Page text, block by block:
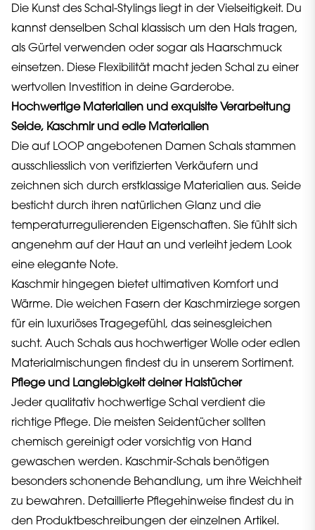
Die Kunst des Schal-Stylings liegt in der Vielseitigkeit. Du
kannst denselben Schal klassisch um den Hals tragen,
als Gürtel verwenden oder sogar als Haarschmuck
einsetzen. Diese Flexibilität macht jeden Schal zu einer
wertvollen Investition in deine Garderobe.
Hochwertige Materialien und exquisite Verarbeitung
Seide, Kaschmir und edle Materialien
Die auf LOOP angebotenen Damen Schals stammen
ausschliesslich von verifizierten Verkäufern und
zeichnen sich durch erstklassige Materialien aus. Seide
besticht durch ihren natürlichen Glanz und die
temperaturregulierenden Eigenschaften. Sie fühlt sich
angenehm auf der Haut an und verleiht jedem Look
eine elegante Note.
Kaschmir hingegen bietet ultimativen Komfort und
Wärme. Die weichen Fasern der Kaschmirziege sorgen
für ein luxuriöses Tragegefühl, das seinesgleichen
sucht. Auch Schals aus hochwertiger Wolle oder edlen
Materialmischungen findest du in unserem Sortiment.
Pflege und Langlebigkeit deiner Halstücher
Jeder qualitativ hochwertige Schal verdient die
richtige Pflege. Die meisten Seidentücher sollten
chemisch gereinigt oder vorsichtig von Hand
gewaschen werden. Kaschmir-Schals benötigen
besonders schonende Behandlung, um ihre Weichheit
zu bewahren. Detaillierte Pflegehinweise findest du in
den Produktbeschreibungen der einzelnen Artikel.